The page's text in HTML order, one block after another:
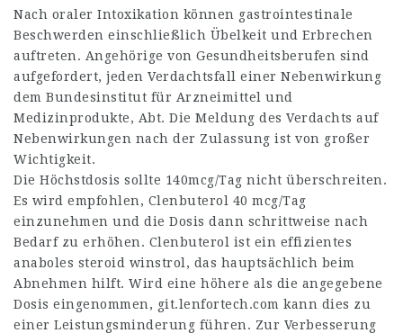
Nach oraler Intoxikation können gastrointestinale
Beschwerden einschließlich Übelkeit und Erbrechen
auftreten. Angehörige von Gesundheitsberufen sind
aufgefordert, jeden Verdachtsfall einer Nebenwirkung
dem Bundesinstitut für Arzneimittel und
Medizinprodukte, Abt. Die Meldung des Verdachts auf
Nebenwirkungen nach der Zulassung ist von großer
Wichtigkeit.
Die Höchstdosis sollte 140mcg/Tag nicht überschreiten.
Es wird empfohlen, Clenbuterol 40 mcg/Tag
einzunehmen und die Dosis dann schrittweise nach
Bedarf zu erhöhen. Clenbuterol ist ein effizientes
anaboles steroid winstrol , das hauptsächlich beim
Abnehmen hilft. Wird eine höhere als die angegebene
Dosis eingenommen, git.lenfortech.com kann dies zu
einer Leistungsminderung führen. Zur Verbesserung